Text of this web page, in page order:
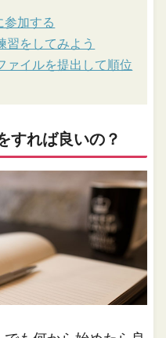
参加する
習をしてみよう
ァイルを提出して順位
すれば良いの？